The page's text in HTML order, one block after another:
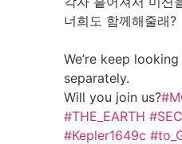
너희도 함께해줄래?
We’re keep
separately.
Will you join us?
#THE_EARTH
#Kepler1649c